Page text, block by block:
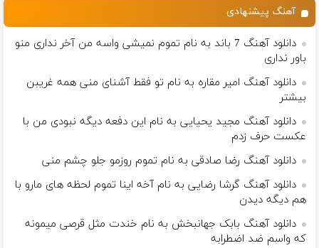
آهنگ پیشنهادی
دانلود آهنگ 7 باند به نام تموم نمیشی واسه من آخر نداری منو
باور نداری
دانلود آهنگ امیر مقاره به نام تو فقط‌ آشنای منی همه غریبن
بیشتر
دانلود آهنگ مجید یحیایی به نام این دفعه دیگه نبودی من با
عکست حرف زدم
دانلود آهنگ رضا صادقی به نام ﺗﻤﻮم روزﻣﻮ ﺟﻠﻮ ﭼﺸﻢ ﻣﻨﻰ
دانلود آهنگ گرشا رضایی به نام آخه اینا تموم لحظه های مارو با
هم دیگه دیدن
دانلود آهنگ بابک جهانبخش به نام خندت مثل قرصی میمونه
که واسم ضد اضطرابه